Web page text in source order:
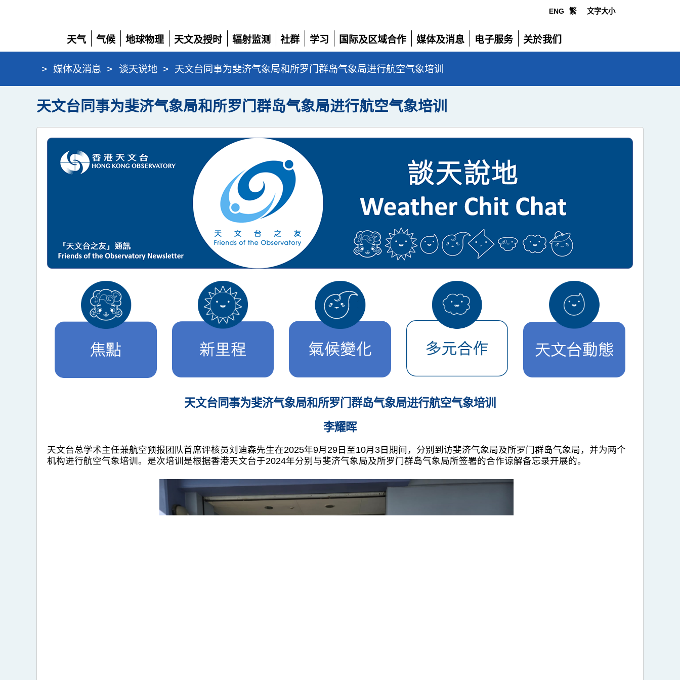
ENG 繁 文字大小
天气
展
开
气候
展
开
地球物理
展
开
天文及授时
展
开
辐射监测
展
开
社群
展
开
学习
展
开
国际及区域合作
展
开
媒体及消息
展
开
电子服务
展
关於我们
展
> 媒体及消息 > 谈天说地 > 天文台同事为斐济气象局和所罗门群岛气象局进行航空气象培训
天文台同事为斐济气象局和所罗门群岛气象局进行航空气象培训
天文台同事为斐济气象局和所罗门群岛气象局进行航空气象培训
李耀晖
天文台总学术主任兼航空预报团队首席评核员刘迪森先生在2025年9月29日至10月3日期间，分别到访斐济气象局及所罗门群岛气象局，并为两个
机构进行航空气象培训。是次培训是根据香港天文台于2024年分别与斐济气象局及所罗门群岛气象局所签署的合作谅解备忘录开展的。